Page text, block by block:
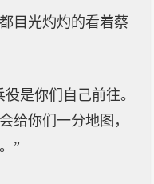
目光灼灼的看着蔡
是你们自己前往。
给你们一分地图，
”